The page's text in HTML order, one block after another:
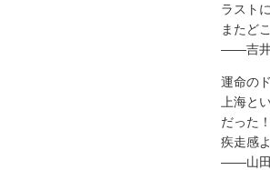
ラスト
またど
――吉井
運命の
上海と
だった！
疾走感
――山田